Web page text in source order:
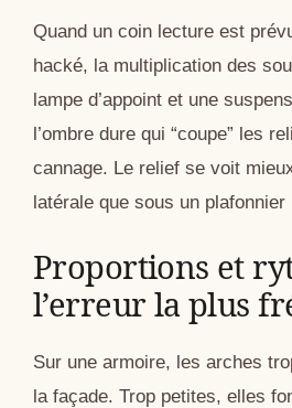
Quand un coin lecture est
hacké, la multiplication des
lampe d’appoint et une
l’ombre dure qui “coupe” les
cannage. Le relief se voit
latérale que sous un plafonnier
Proportions et
l’erreur la plus
Sur une armoire, les arches
la façade. Trop petites, elles